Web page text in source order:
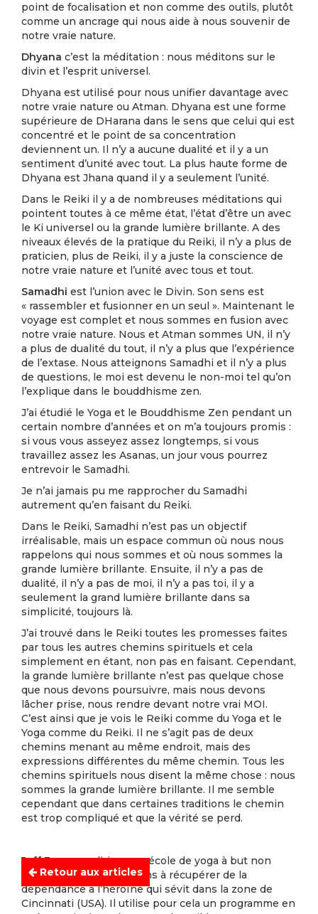
Retour aux articles
point de focalisation et non comme des outils, plutôt
comme un ancrage qui nous aide à nous souvenir de
notre vraie nature.
Dhyana c’est la méditation : nous méditons sur le
divin et l’esprit universel.
Dhyana est utilisé pour nous unifier davantage avec
notre vraie nature ou Atman. Dhyana est une forme
supérieure de DHarana dans le sens que celui qui est
concentré et le point de sa concentration
deviennent un. Il n’y a aucune dualité et il y a un
sentiment d’unité avec tout. La plus haute forme de
Dhyana est Jhana quand il y a seulement l’unité.
Dans le Reiki il y a de nombreuses méditations qui
pointent toutes à ce même état, l’état d’être un avec
le Ki universel ou la grande lumière brillante. A des
niveaux élevés de la pratique du Reiki, il n’y a plus de
praticien, plus de Reiki, il y a juste la conscience de
notre vraie nature et l’unité avec tous et tout.
Samadhi est l’union avec le Divin. Son sens est
« rassembler et fusionner en un seul ». Maintenant le
voyage est complet et nous sommes en fusion avec
notre vraie nature. Nous et Atman sommes UN, il n’y
a plus de dualité du tout, il n’y a plus que l’expérience
de l’extase. Nous atteignons Samadhi et il n’y a plus
de questions, le moi est devenu le non-moi tel qu’on
l’explique dans le bouddhisme zen.
J’ai étudié le Yoga et le Bouddhisme Zen pendant un
certain nombre d’années et on m’a toujours promis :
si vous vous asseyez assez longtemps, si vous
travaillez assez les Asanas, un jour vous pourrez
entrevoir le Samadhi.
Je n’ai jamais pu me rapprocher du Samadhi
autrement qu’en faisant du Reiki.
Dans le Reiki, Samadhi n’est pas un objectif
irréalisable, mais un espace commun où nous nous
rappelons qui nous sommes et où nous sommes la
grande lumière brillante. Ensuite, il n’y a pas de
dualité, il n’y a pas de moi, il n’y a pas toi, il y a
seulement la grand lumière brillante dans sa
simplicité, toujours là.
J’ai trouvé dans le Reiki toutes les promesses faites
par tous les autres chemins spirituels et cela
simplement en étant, non pas en faisant. Cependant,
la grande lumière brillante n’est pas quelque chose
que nous devons poursuivre, mais nous devons
lâcher prise, nous rendre devant notre vrai MOI.
C’est ainsi que je vois le Reiki comme du Yoga et le
Yoga comme du Reiki. Il ne s’agit pas de deux
chemins menant au même endroit, mais des
expressions différentes du même chemin. Tous les
chemins spirituels nous disent la même chose : nous
sommes la grande lumière brillante. Il me semble
cependant que dans certaines traditions le chemin
est trop compliqué et que la vérité se perd.
Jeff Emersondirige une école de yoga à but non
lucratif pour aider les gens à récupérer de la
dépendance à l’héroïne qui sévit dans la zone de
Cincinnati (USA). Il utilise pour cela un programme en